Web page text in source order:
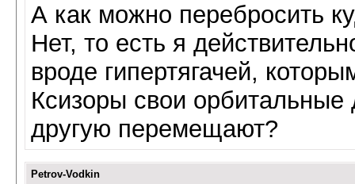
А как можно перебросить
Нет, то есть я
вроде гипертягачей,
Ксизоры свои
другую перемещают?
Petrov-Vodkin